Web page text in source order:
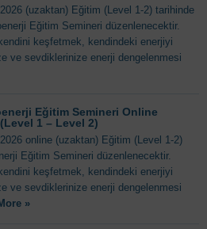
(uzaktan) Eğitim (Level 1-2) tarihinde
Eğitim Semineri düzenlenecektir.
keşfetmek, kendindeki enerjiyi
ve sevdiklerinize enerji dengelenmesi
Eğitim Semineri Online
1 – Level 2)
online (uzaktan) Eğitim (Level 1-2)
Eğitim Semineri düzenlenecektir.
keşfetmek, kendindeki enerjiyi
ve sevdiklerinize enerji dengelenmesi
»